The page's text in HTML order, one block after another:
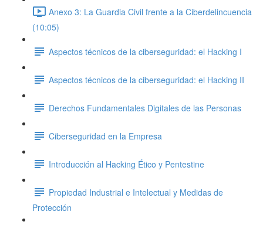
Anexo 3: La Guardia Civil frente a la Ciberdelincuencia
(10:05)
Aspectos técnicos de la ciberseguridad: el Hacking I
Aspectos técnicos de la ciberseguridad: el Hacking II
Derechos Fundamentales Digitales de las Personas
Ciberseguridad en la Empresa
Introducción al Hacking Ético y Pentestine
Propiedad Industrial e Intelectual y Medidas de
Protección